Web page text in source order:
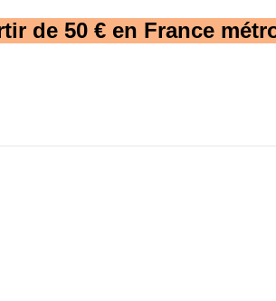
de 50 € en France